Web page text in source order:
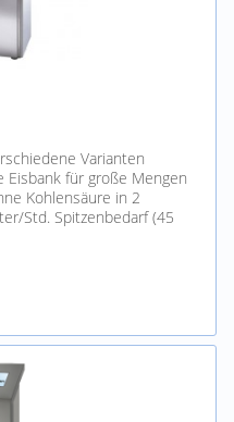
Varianten
Eisbank für große Mengen
Kohlensäure in 2
Std. Spitzenbedarf (45